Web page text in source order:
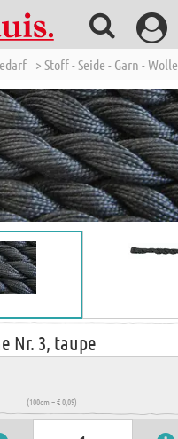
> Stoff - Seide - Garn - Wolle
Nr. 3, taupe
(100cm = € 0,09)